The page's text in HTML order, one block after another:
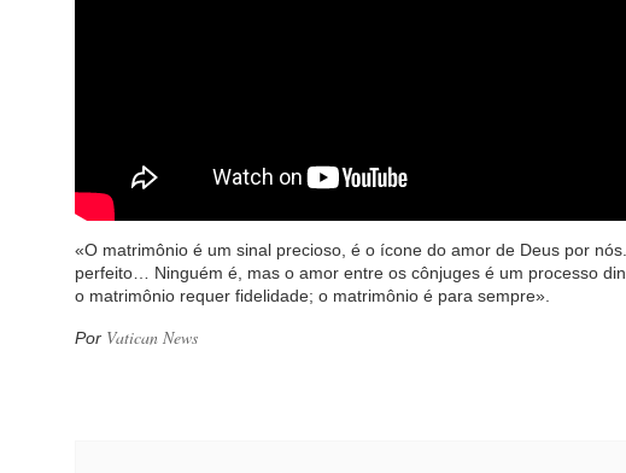
«O matrimônio é um sinal precioso, é o ícone do amor de Deus por
perfeito… Ninguém é, mas o amor entre os cônjuges é um processo
o matrimônio requer fidelidade; o matrimônio é para sempre».
Por Vatican News